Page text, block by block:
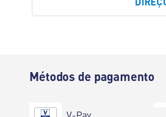
Métodos de pagamento
V-Pay